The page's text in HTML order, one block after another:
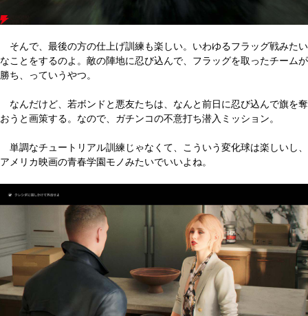
そんで、最後の方の仕上げ訓練も楽しい。いわゆるフラッグ戦みたい
なことをするのよ。敵の陣地に忍び込んで、フラッグを取ったチームが
勝ち、っていうやつ。
なんだけど、若ボンドと悪友たちは、なんと前日に忍び込んで旗を奪
おうと画策する。なので、ガチンコの不意打ち潜入ミッション。
単調なチュートリアル訓練じゃなくて、こういう変化球は楽しいし、
アメリカ映画の青春学園モノみたいでいいよね。